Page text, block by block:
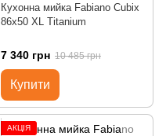
Кухонна мийка Fabiano Cubix
86x50 XL Titanium
7 340 грн 10 485 грн
Купити
АКЦІЯ